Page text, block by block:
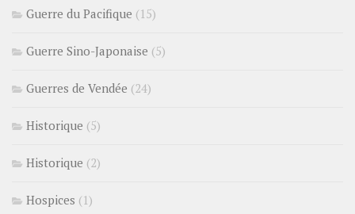
Guerre du Pacifique (15)
Guerre Sino-Japonaise (5)
Guerres de Vendée (24)
Historique (5)
Historique (2)
Hospices (1)